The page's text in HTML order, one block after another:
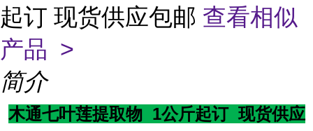
起订 现货供应包邮 查看相似
产品 >
简介
木通七叶莲提取物 1公斤起订 现货供应